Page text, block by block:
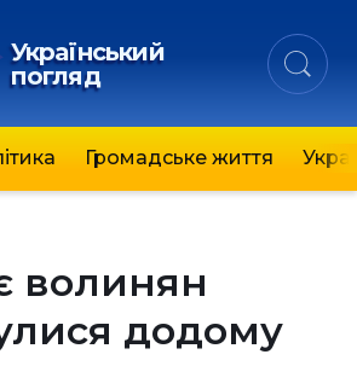
Український
погляд
Громадське життя
волинян
додому